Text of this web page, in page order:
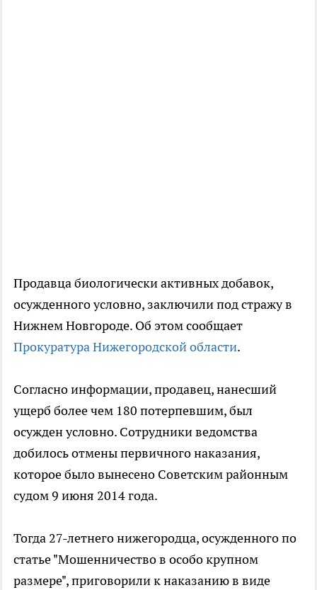
Продавца биологически активных добавок,
осужденного условно, заключили под стражу в
Нижнем Новгороде. Об этом сообщает
Прокуратура Нижегородской области.
Согласно информации, продавец, нанесший
ущерб более чем 180 потерпевшим, был
осужден условно. Сотрудники ведомства
добилось отмены первичного наказания,
которое было вынесено Советским районным
судом 9 июня 2014 года.
Тогда 27-летнего нижегородца, осужденного по
статье "Мошенничество в особо крупном
размере", приговорили к наказанию в виде